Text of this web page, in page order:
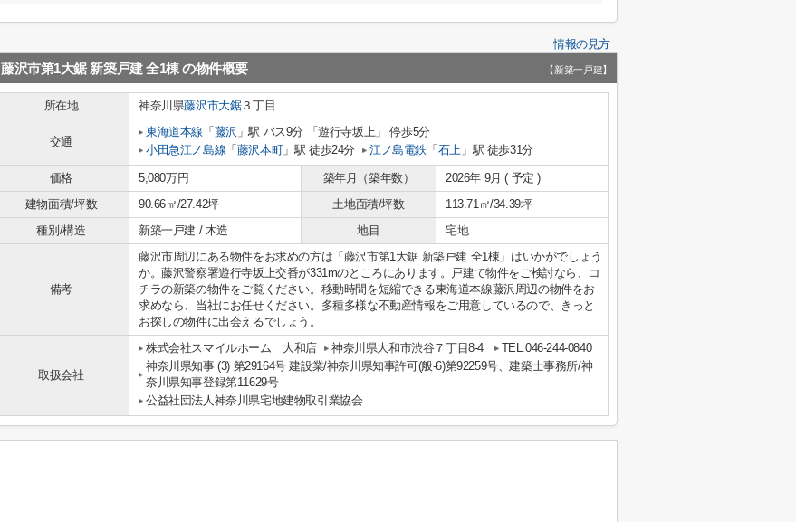
情報の見方
藤沢市第1大鋸 新築戸建 全1棟の物件概要 【新築一戸建】
所在地 神奈川県藤沢市大鋸３丁目
交通
東海道本線 「 藤沢 」駅 バス9分 「遊行寺坂上」 停歩5分
小田急江ノ島線 「 藤沢本町」駅 徒歩24分 江ノ島電鉄 「 石上」駅 徒歩31分
価格 5,080万円 築年月（築年数）
2026年 9月 ( 予定 )
建物面積/坪数
90.66㎡/27.42坪 土地面積/坪数
113.71㎡/34.39坪
種別/構造
新築一戸建 / 木造 地目 宅地
備考
藤沢市周辺にある物件をお求めの方は「藤沢市第1大鋸 新築戸建 全1棟」はいかがでしょう
か。藤沢警察署遊行寺坂上交番が331mのところにあります。戸建て物件をご検討なら、コ
チラの新築の物件をご覧ください。移動時間を短縮できる東海道本線藤沢周辺の物件をお
求めなら、当社にお任せください。多種多様な不動産情報をご用意しているので、きっと
お探しの物件に出会えるでしょう。
取扱会社
株式会社スマイルホーム 大和店 神奈川県大和市渋谷７丁目8-4
TEL:046-244-0840
神奈川県知事 (3) 第29164号 建設業/神奈川県知事許可(般-6)第92259号、建築士事務所/神
奈川県知事登録第11629号
公益社団法人神奈川県宅地建物取引業協会